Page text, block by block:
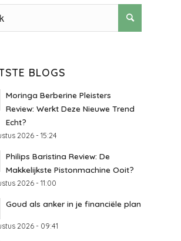
BLOGS
Moringa Berberine Pleisters
Review: Werkt Deze Nieuwe Trend
Echt?
2026 - 15:24
Philips Baristina Review: De
Makkelijkste Pistonmachine Ooit?
2026 - 11:00
Goud als anker in je financiële plan
2026 - 09:41